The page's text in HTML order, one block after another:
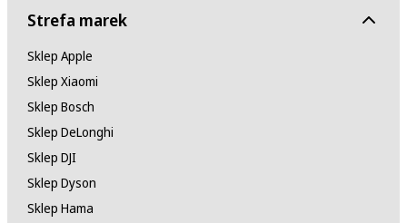
Strefa marek
Sklep Apple
Sklep Xiaomi
Sklep Bosch
Sklep DeLonghi
Sklep DJI
Sklep Dyson
Sklep Hama